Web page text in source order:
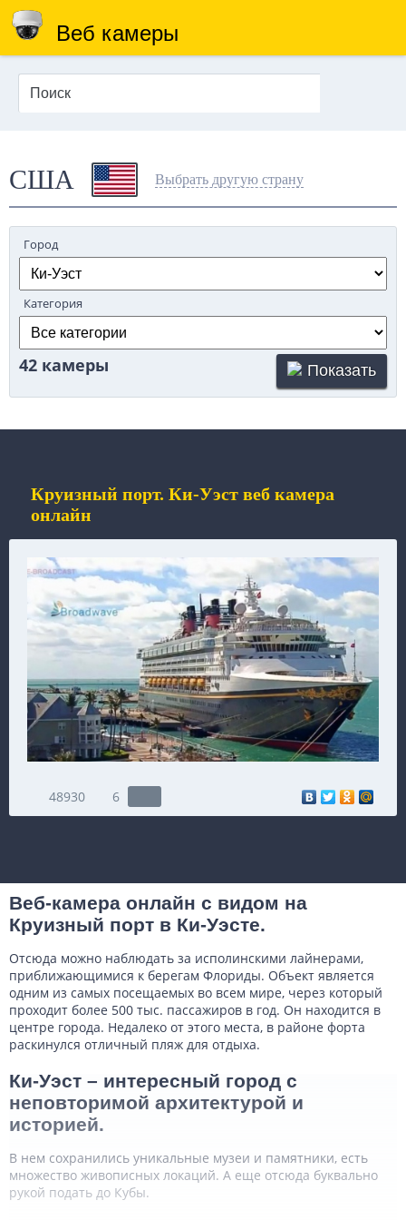
Веб камеры
США Выбрать другую страну
Город
Категория
42 камеры Показать
Круизный порт. Ки-Уэст веб камера
онлайн
48930 6
Веб-камера онлайн с видом на
Круизный порт в Ки-Уэсте.
Отсюда можно наблюдать за исполинскими лайнерами,
приближающимися к берегам Флориды. Объект является
одним из самых посещаемых во всем мире, через который
проходит более 500 тыс. пассажиров в год. Он находится в
центре города. Недалеко от этого места, в районе форта
раскинулся отличный пляж для отдыха.
Ки-Уэст – интересный город с
неповторимой архитектурой и
историей.
В нем сохранились уникальные музеи и памятники, есть
множество живописных локаций. А еще отсюда буквально
рукой подать до Кубы.